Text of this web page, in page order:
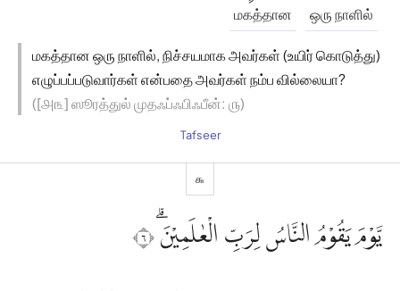
ஒரு நாளில்
மகத்தான
மகத்தான ஒரு நாளில், நிச்சயமாக அவர்கள் (உயிர் கொடுத்து)
எழுப்பப்படுவார்கள் என்பதை அவர்கள் நம்ப வில்லையா?
([௮௩] ஸூரத்துல் முதஃப்ஃபிஃபீன்: ௫)
Tafseer
௬
يَّوْمَ يَقُوْمُ النَّاسُ لِرَبِّ الْعٰلَمِيْنَۗ ٦